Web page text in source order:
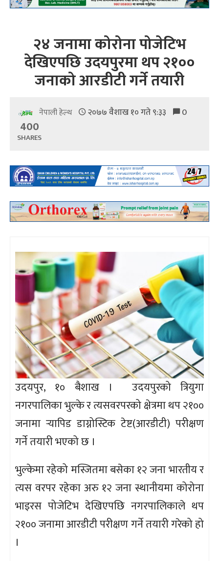
२४ जनामा कोरोना पोजेटिभ
देखिएपछि उदयपुरमा थप २१००
जनाको आरडीटी गर्ने तयारी
नेपाली हेल्थ २०७७ वैशाख १० गते ९:३३ 0
400
SHARES
उदयपुर, १० बैशाख । उदयपुरको त्रियुगा
नगरपालिका भुल्के र त्यसवरपरको क्षेत्रमा थप २१००
जनामा र्‍यापिड डाग्नोस्टिक टेष्ट(आरडीटी) परीक्षण
गर्ने तयारी भएको छ ।
भुल्केमा रहेको मस्जितमा बसेका १२ जना भारतीय र
त्यस वरपर रहेका अरु १२ जना स्थानीयमा कोरोना
भाइरस पोजेटिभ देखिएपछि नगरपालिकाले थप
२१०० जनामा आरडीटी परीक्षण गर्ने तयारी गरेको हो
।